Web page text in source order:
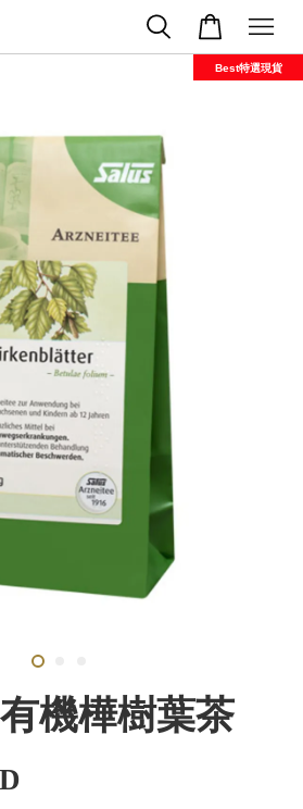
Best特選現貨
機樺樹葉茶